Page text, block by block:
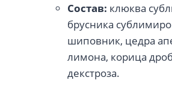
Состав: клюква
брусника
шиповник, цедра
лимона, корица
декстроза.